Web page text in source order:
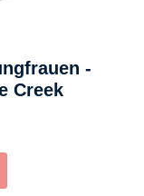
-
Creek